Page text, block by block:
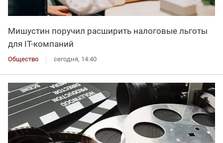
Мишустин поручил расширить налоговые льготы
для IT-компаний
Общество сегодня, 14:40